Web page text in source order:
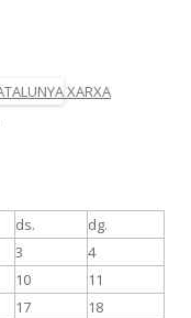
XARXA
ds. dg.
3
4
10
11
17
18